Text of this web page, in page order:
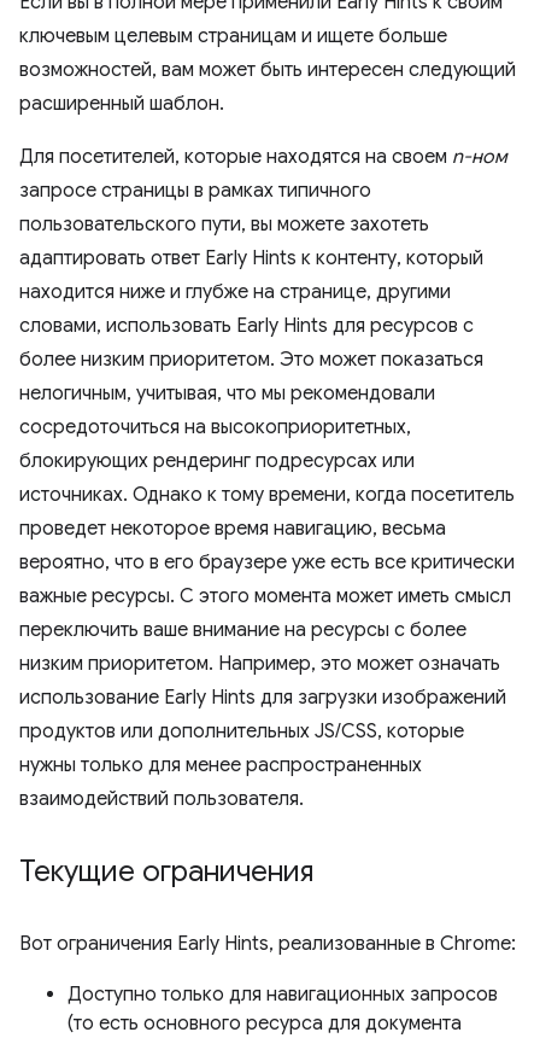
ключевым целевым страницам и ищете больше
возможностей, вам может быть интересен следующий
расширенный шаблон.
Для посетителей, которые находятся на своем n-ном
запросе страницы в рамках типичного
пользовательского пути, вы можете захотеть
адаптировать ответ Early Hints к контенту, который
находится ниже и глубже на странице, другими
словами, использовать Early Hints для ресурсов с
более низким приоритетом. Это может показаться
нелогичным, учитывая, что мы рекомендовали
сосредоточиться на высокоприоритетных,
блокирующих рендеринг подресурсах или
источниках. Однако к тому времени, когда посетитель
проведет некоторое время навигацию, весьма
вероятно, что в его браузере уже есть все критически
важные ресурсы. С этого момента может иметь смысл
переключить ваше внимание на ресурсы с более
низким приоритетом. Например, это может означать
использование Early Hints для загрузки изображений
продуктов или дополнительных JS/CSS, которые
нужны только для менее распространенных
взаимодействий пользователя.
Текущие ограничения
Вот ограничения Early Hints, реализованные в Chrome:
Доступно только для навигационных запросов
(то есть основного ресурса для документа